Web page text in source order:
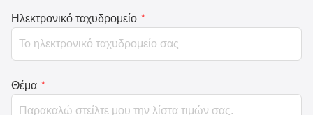
Ηλεκτρονικό ταχυδρομείο *
Θέμα *